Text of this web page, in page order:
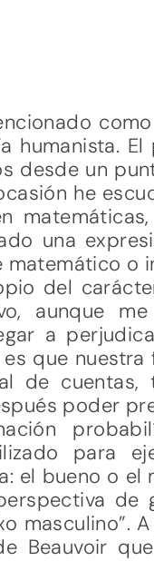
humanista.
desde un
he
una
o
del
aunque
a
que
de
poder
para
el bueno o el
de
masculino”.
Beauvoir